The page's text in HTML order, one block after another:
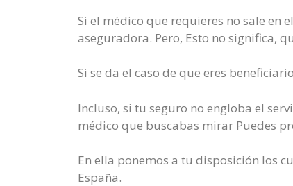
Si el médico que requieres no sale en
aseguradora. Pero, Esto no significa,
Si se da el caso de que eres
Incluso, si tu seguro no engloba el
médico que buscabas mirar Puedes
En ella ponemos a tu disposición los
España.